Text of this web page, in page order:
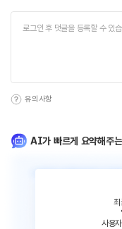
유의사항
AI가 빠르게 요약해주
사용